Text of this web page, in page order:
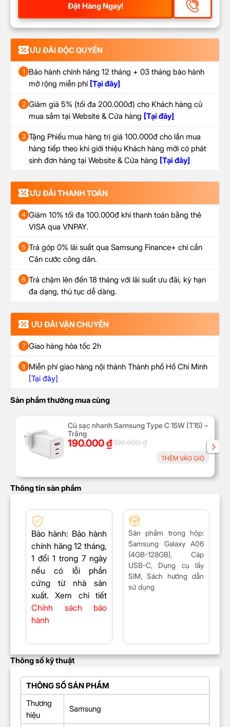
Đặt Hàng Ngay!
ƯU ĐÃI ĐỘC QUYỀN
1 Bảo hành chính hãng 12 tháng + 03 tháng bảo hành
mở rộng miễn phí [Tại đây]
2 Giảm giá 5% (tối đa 200.000đ) cho Khách hàng cũ
mua sắm tại Website & Cửa hàng [Tại đây]
3 Tặng Phiếu mua hàng trị giá 100.000đ cho lần mua
hàng tiếp theo khi giới thiệu Khách hàng mới có phát
sinh đơn hàng tại Website & Cửa hàng [Tại đây]
ƯU ĐÃI THANH TOÁN
4 Giảm 10% tối đa 100.000đ khi thanh toán bằng thẻ
VISA qua VNPAY.
5 Trả góp 0% lãi suất qua Samsung Finance+ chỉ cần
Căn cước công dân.
6 Trả chậm lên đến 18 tháng với lãi suất ưu đãi, kỳ hạn
đa dạng, thủ tục dễ dàng.
ƯU ĐÃI VẬN CHUYỂN
7 Giao hàng hỏa tốc 2h
8 Miễn phí giao hàng nội thành Thành phố Hồ Chí Minh
[Tại đây]
Sản phẩm thường mua cùng
Củ sạc nhanh Samsung Type C 15W (T15) –
Trắng
390.000₫
190.000₫
THÊM VÀO GIỎ
Thông tin sản phẩm
Bảo hành: Bảo hành
chính hãng 12 tháng,
1 đổi 1 trong 7 ngày
nếu có lỗi phần
cứng từ nhà sản
xuất. Xem chi tiết
Chính sách bảo
hành
Sản phẩm trong hộp:
Samsung Galaxy A06
(4GB-128GB), Cáp
USB-C, Dụng cụ lấy
SIM, Sách hướng dẫn
sử dụng
Thông số kỹ thuật
THÔNG SỐ SẢN PHẨM
Thương
hiệu
Samsung